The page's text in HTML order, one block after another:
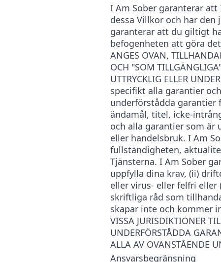
I Am Sober garanterar
dessa Villkor och har
garanterar att du giltigt
befogenheten att göra det.
ANGES OVAN,
OCH "SOM
UTTRYCKLIG ELLER
specifikt alla garantier
underförstådda
ändamål, titel, icke-
och alla garantier som är
eller handelsbruk. I Am
fullständigheten,
Tjänsterna. I Am Sober
uppfylla dina krav, (ii)
eller virus- eller felfri
skriftliga råd som
skapar inte och kommer
VISSA JURISDIKTIONER
UNDERFÖRSTÅDDA
ALLA AV OVANSTÅENDE
Ansvarsbegränsning